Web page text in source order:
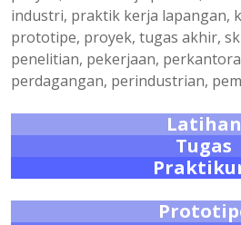
industri, praktik kerja lapangan,
prototipe, proyek, tugas akhir,
penelitian, pekerjaan,
perdagangan, perindustrian,
Latihan
Tugas